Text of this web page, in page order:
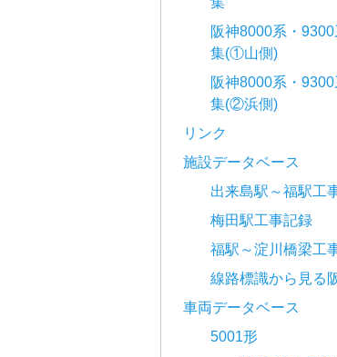
阪神8000系・
集(①山側)
阪神8000系・
集(②浜側)
リンク
施設データベース
出来島駅～福駅工
梅田駅工事記録
福駅～淀川橋梁工
線路標識から見る
車両データベース
5001形